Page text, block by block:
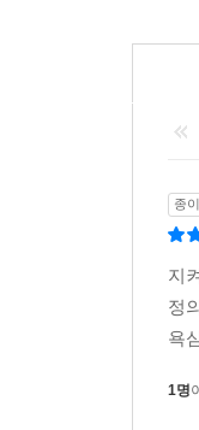
다이어
다이
이해하
느낌
의지
위빠
얽매
존재
종
지
정
욕
1명